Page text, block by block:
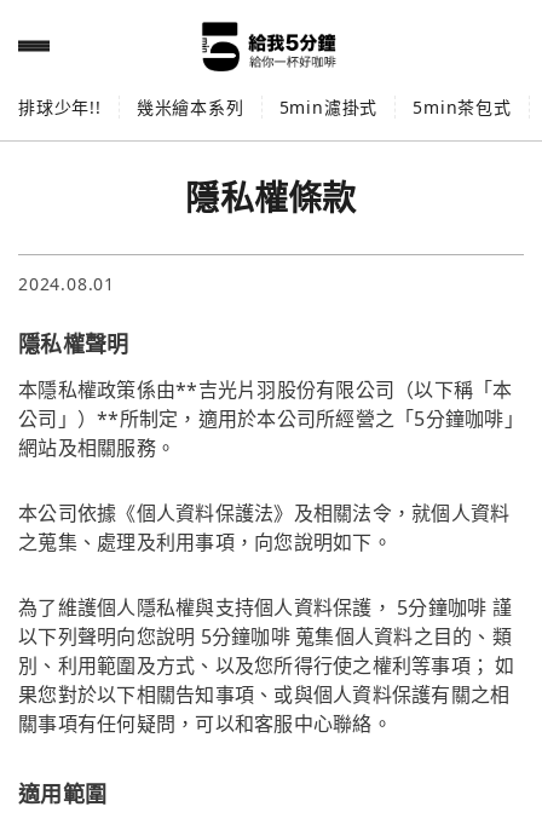
排球少年!! 幾米繪本系列 5min濾掛式 5min茶包式
隱私權條款
2024.08.01
隱私權聲明
本隱私權政策係由**吉光片羽股份有限公司（以下稱「本
公司」）**所制定，適用於本公司所經營之「5分鐘咖啡」
網站及相關服務。
本公司依據《個人資料保護法》及相關法令，就個人資料
之蒐集、處理及利用事項，向您說明如下。
為了維護個人隱私權與支持個人資料保護， 5分鐘咖啡 謹
以下列聲明向您說明 5分鐘咖啡 蒐集個人資料之目的、類
別、利用範圍及方式、以及您所得行使之權利等事項； 如
果您對於以下相關告知事項、或與個人資料保護有關之相
關事項有任何疑問，可以和客服中心聯絡。
適用範圍